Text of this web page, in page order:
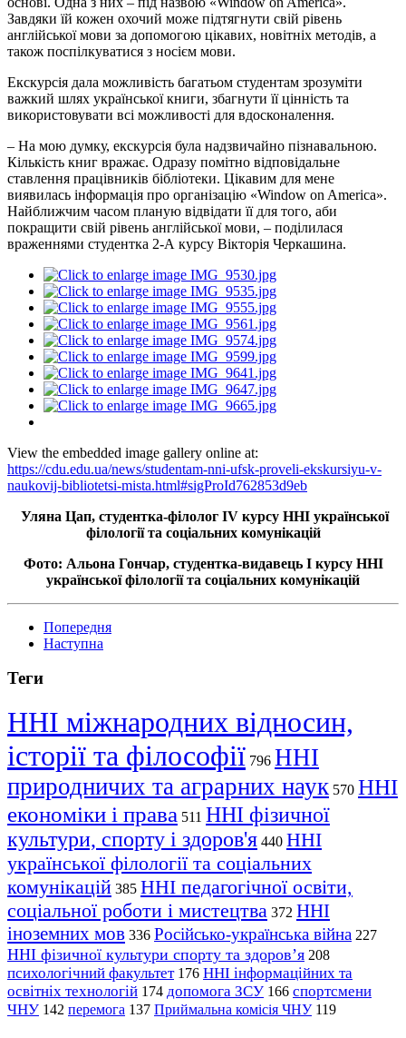
Завдяки їй кожен охочий може підтягнути свій рівень
англійської мови за допомогою цікавих, новітніх методів, а
також поспілкуватися з носієм мови.
Екскурсія дала можливість багатьом студентам зрозуміти
важкий шлях української книги, збагнути її цінність та
використовувати всі можливості для вдосконалення.
– На мою думку, екскурсія була надзвичайно пізнавальною.
Кількість книг вражає. Одразу помітно відповідальне
ставлення працівників бібліотеки. Цікавим для мене
виявилась інформація про організацію «Window on America».
Найближчим часом планую відвідати її для того, аби
покращити свій рівень англійської мови, – поділилася
враженнями студентка 2-А курсу Вікторія Черкашина.
View the embedded image gallery online at:
https://cdu.edu.ua/news/studentam-nni-ufsk-proveli-ekskursiyu-v-
naukovij-bibliotetsi-mista.html#sigProId762853d9eb
Уляна Цап, студентка-філолог IV курсу ННІ української
філології та соціальних комунікацій
Фото: Альона Гончар, студентка-видавець І курсу ННІ
української філології та соціальних комунікацій
Попередня
Наступна
Теги
ННІ міжнародних відносин,
історії та філософії 796 ННІ
природничих та аграрних наук 570 ННІ
економіки і права 511 ННІ фізичної
культури, спорту і здоров'я 440 ННІ
української філології та соціальних
комунікацій 385 ННІ педагогічної освіти,
соціальної роботи і мистецтва 372 ННІ
іноземних мов 336 Російсько-українська війна 227
ННІ фізичної культури спорту та здоров’я 208
психологічний факультет 176 ННІ інформаційних та
освітніх технологій 174 допомога ЗСУ 166 спортсмени
ЧНУ 142 перемога 137 Приймальна комісія ЧНУ 119